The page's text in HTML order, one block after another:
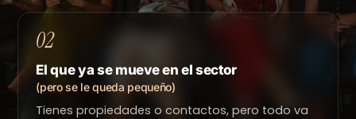
02
El que ya se mueve en el sector
(pero se le queda pequeño)
Tienes propiedades o contactos, pero todo va